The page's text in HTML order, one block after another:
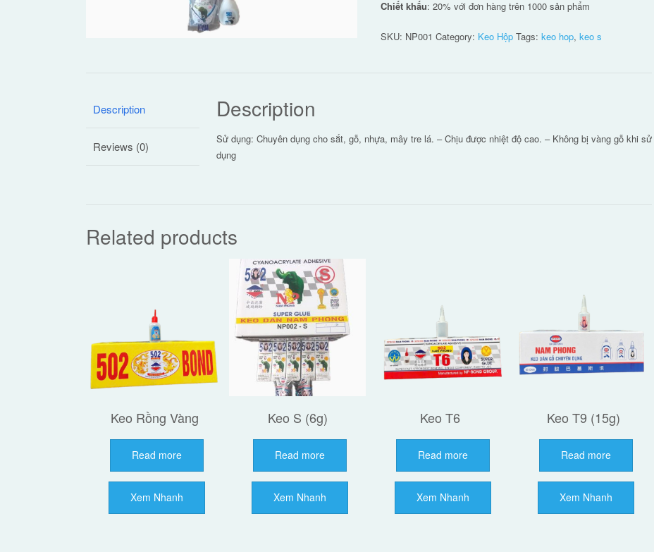
Chiết khấu: 20% với đơn hàng trên 1000 sản phẩm
SKU: NP001 Category: Keo Hộp Tags: keo hop, keo s
Description
Reviews (0)
Description
Sử dụng: Chuyên dụng cho sắt, gỗ, nhựa, mây tre lá. – Chịu được nhiệt độ cao. – Không bị vàng gỗ khi sử
dụng
Related products
Keo Rồng Vàng
Read more
Xem Nhanh
Keo S (6g)
Read more
Xem Nhanh
Keo T6
Read more
Xem Nhanh
Keo T9 (15g)
Read more
Xem Nhanh